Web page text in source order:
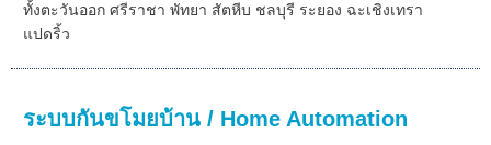
ทั้งตะวันออก ศรีราชา พัทยา สัตหีบ ชลบุรี ระยอง ฉะเชิงเทรา
แปดริ้ว
ระบบกันขโมยบ้าน / Home Automation